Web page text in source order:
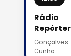
Rádio
Repórter
Gonçalves
Cunha